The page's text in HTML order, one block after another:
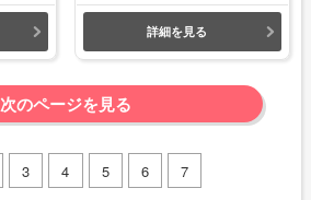
詳細を見る
次のページを見る
3 4 5 6 7